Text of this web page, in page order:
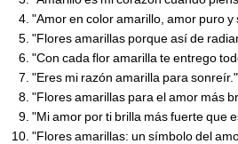
"Amor en color amarillo, amor puro y
"Flores amarillas porque así de
"Con cada flor amarilla te entrego
"Eres mi razón amarilla para sonreír."
"Flores amarillas para el amor más
"Mi amor por ti brilla más fuerte que
"Flores amarillas: un símbolo del